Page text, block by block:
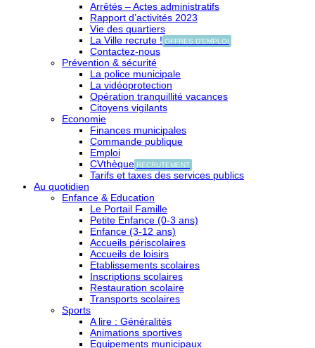
Arrêtés – Actes administratifs
Rapport d’activités 2023
Vie des quartiers
La Ville recrute ! OFFRES D'EMPLOI
Contactez-nous
Prévention & sécurité
La police municipale
La vidéoprotection
Opération tranquillité vacances
Citoyens vigilants
Economie
Finances municipales
Commande publique
Emploi
CVthèque RECRUTEMENT
Tarifs et taxes des services publics
Au quotidien
Enfance & Education
Le Portail Famille
Petite Enfance (0-3 ans)
Enfance (3-12 ans)
Accueils périscolaires
Accueils de loisirs
Etablissements scolaires
Inscriptions scolaires
Restauration scolaire
Transports scolaires
Sports
A lire : Généralités
Animations sportives
Equipements municipaux